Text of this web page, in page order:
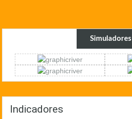
Simuladores
Indicadores